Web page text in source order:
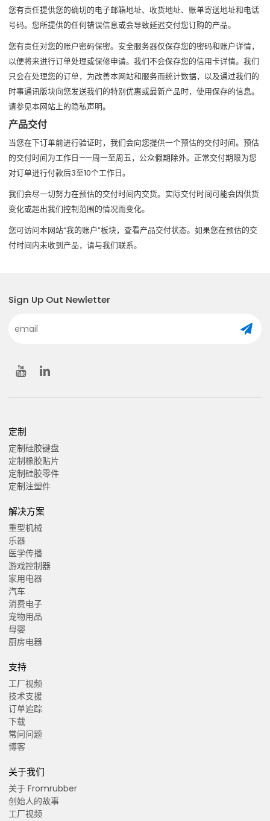
您有责任提供您的确切的电子邮箱地址、收货地址、账单寄送地址和电话
号码。您所提供的任何错误信息或会导致延迟交付您订购的产品。
您有责任对您的账户密码保密。安全服务器仅保存您的密码和账户详情，
以便将来进行订单处理或保修申请。我们不会保存您的信用卡详情。我们
只会在处理您的订单，为改善本网站和服务而统计数据，以及通过我们的
时事通讯版块向您发送我们的特别优惠或最新产品时，使用保存的信息。
请参见本网站上的隐私声明。
产品交付
当您在下订单前进行验证时，我们会向您提供一个预估的交付时间。预估
的交付时间为工作日——周一至周五，公众假期除外。正常交付期限为您
对订单进行付款后3至10个工作日。
我们会尽一切努力在预估的交付时间内交货。实际交付时间可能会因供货
变化或超出我们控制范围的情况而变化。
您可访问本网站“我的账户”板块，查看产品交付状态。如果您在预估的交
付时间内未收到产品，请与我们联系。
Sign Up Out Newletter
定制
定制硅胶键盘
定制橡胶贴片
定制硅胶零件
定制注塑件
解决方案
重型机械
乐器
医学传播
游戏控制器
家用电器
汽车
消费电子
宠物用品
母婴
厨房电器
支持
工厂视频
技术支援
订单追踪
下载
常问问题
博客
关于我们
关于 Fromrubber
创始人的故事
工厂视频